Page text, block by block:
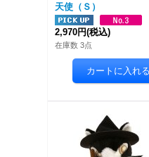
天使（Ｓ）
2,970円(税込)
在庫数 3点